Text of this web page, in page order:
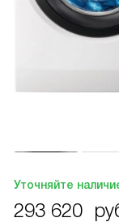
Уточняйте
293 620